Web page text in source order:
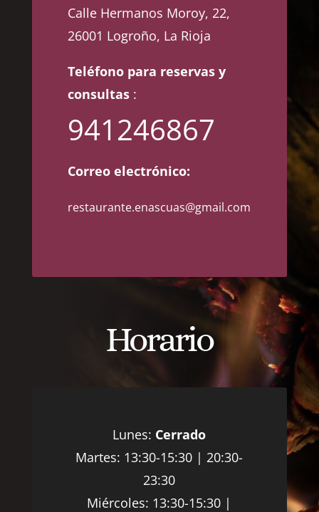
Calle Hermanos Moroy, 22,
26001 Logroño, La Rioja
Teléfono para reservas y
consultas:
941246867
Correo electrónico:
restaurante.enascuas@gmail.com
Horario
Lunes: Cerrado
Martes: 13:30-15:30 | 20:30-
23:30
Miércoles: 13:30-15:30 |